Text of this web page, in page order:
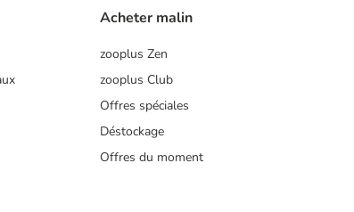
Acheter malin
zooplus Zen
zooplus Club
Offres spéciales
Déstockage
Offres du moment